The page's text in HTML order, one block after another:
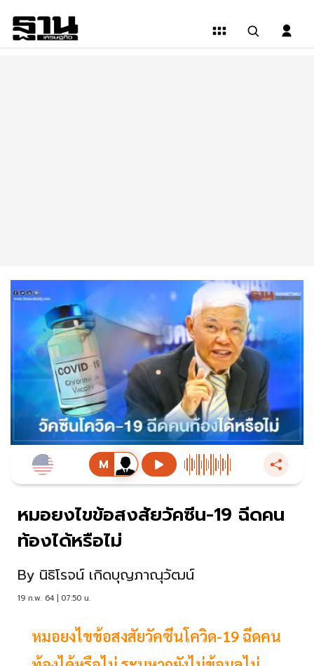
หมอยงไขข้อสงสัยวัคซีน-19 ฉีดคน
ท้องได้หรือไม่
By นิธิโรจน์ เกิดบุญภาณุวัฒน์
19 ก.พ. 64 | 07:50 น.
หมอยงไขข้อสงสัยวัคซีนโควิด-19 ฉีดคน